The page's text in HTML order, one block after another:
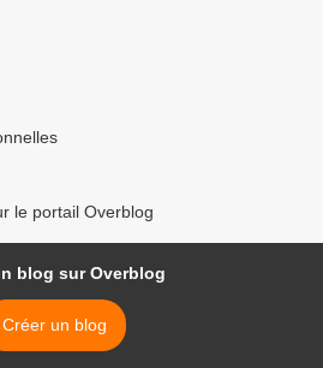
le portail Overblog
blog sur Overblog
Créer un blog